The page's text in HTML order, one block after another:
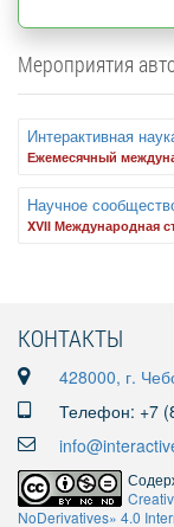
Мероприятия
Интерактивная
Ежемесячный
Научное
XVII Международная
КОНТАКТЫ
428000, г.
Телефон: +7
NoDerivatives» 4.0